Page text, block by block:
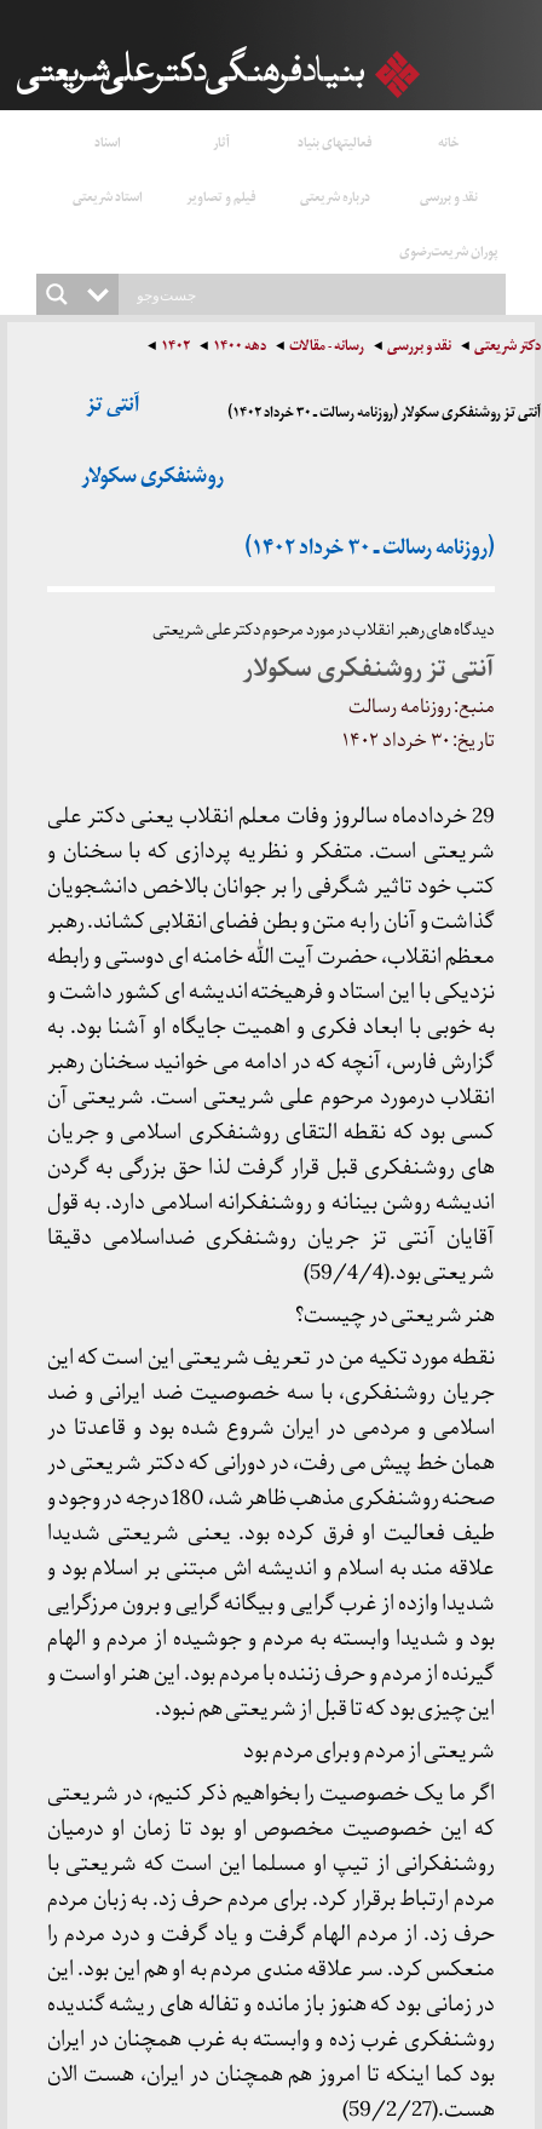
خانه فعالیتهای بنیاد آثار
اسناد
نقد و بررسی
درباره شریعتی فیلم و تصاویر
استاد شریعتی
پوران شریعت‌رضوی
دکتر شریعتی نقد و بررسی رسانه - مقالات دهه ۱۴۰۰ ۱۴۰۲
آنتی تز روشنفکری سکولار (روزنامه رسالت ـ ۳۰ خرداد ۱۴۰۲)
آنتی تز
روشنفکری سکولار
(روزنامه رسالت ـ ۳۰ خرداد ۱۴۰۲)
دیدگاه های رهبر انقلاب در مورد مرحوم دکتر علی شریعتی
آنتی‌ تز روشنفکری سکولار
منبع: روزنامه رسالت
تاریخ: ۳۰ خرداد ۱۴۰۲
29 خردادماه سالروز وفات معلم انقلاب یعنی دکتر علی
شریعتی است. متفکر و نظریه پردازی که با سخنان و
کتب خود تاثیر شگرفی را بر جوانان بالاخص دانشجویان
گذاشت و آنان را به متن و بطن فضای انقلابی کشاند. رهبر
معظم انقلاب، حضرت آیت الله خامنه ای دوستی و رابطه
نزدیکی با این استاد و فرهیخته اندیشه ای کشور داشت و
به خوبی با ابعاد فکری و اهمیت جایگاه او آشنا بود. به
گزارش فارس، آنچه که در ادامه می خوانید سخنان رهبر
انقلاب درمورد مرحوم علی شریعتی است. شریعتی آن
کسی بود که نقطه التقای روشنفکری اسلامی و جریان
های روشنفکری قبل قرار گرفت لذا حق بزرگی به گردن
اندیشه روشن بینانه و روشنفکرانه اسلامی دارد. به قول
آقایان آنتی تز جریان روشنفکری ضداسلامی دقیقا
شریعتی بود.(59/4/4)
هنر شریعتی در چیست؟
نقطه مورد تکیه من در تعریف شریعتی این است که این
جریان روشنفکری، با سه خصوصیت ضد ایرانی و ضد
اسلامی و مردمی در ایران شروع شده بود و قاعدتا در
همان خط پیش می رفت، در دورانی که دکتر شریعتی در
صحنه روشنفکری مذهب ظاهر شد، 180 درجه در وجود و
طیف فعالیت او فرق کرده بود. یعنی شریعتی شدیدا
علاقه مند به اسلام و اندیشه اش مبتنی بر اسلام بود و
شدیدا وازده از غرب گرایی و بیگانه گرایی و برون مرزگرایی
بود و شدیدا وابسته به مردم و جوشیده از مردم و الهام
گیرنده از مردم و حرف زننده با مردم بود. این هنر او است و
این چیزی بود که تا قبل از شریعتی هم نبود.
شریعتی از مردم و برای مردم بود
اگر ما یک خصوصیت را بخواهیم ذکر کنیم، در شریعتی
که این خصوصیت مخصوص او بود تا زمان او درمیان
روشنفکرانی از تیپ او مسلما این است که شریعتی با
مردم ارتباط برقرار کرد. برای مردم حرف زد. به زبان مردم
حرف زد. از مردم الهام گرفت و یاد گرفت و درد مردم را
منعکس کرد. سر علاقه مندی مردم به او هم این بود. این
در زمانی بود که هنوز باز مانده و تفاله های ریشه گندیده
روشنفکری غرب زده و وابسته به غرب همچنان در ایران
بود کما اینکه تا امروز هم همچنان در ایران، هست الان
هست.(59/2/27)